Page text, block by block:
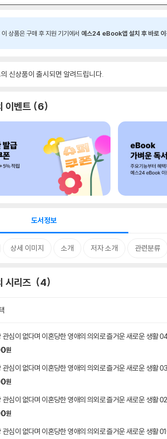
이 상품은 구매 후 지원 기기에서 예스24 eBook앱 설치 후 바로 이
신상품이 출시되면 알려드립니다.
이벤트 6
도서정보
상세 이미지 소개 저자 소개 관련분류
시리즈 4
관심이 없다며 이혼당한 영애의 의외로 즐거운 새로운 생활
원
관심이 없다며 이혼당한 영애의 의외로 즐거운 새로운 생활
원
관심이 없다며 이혼당한 영애의 의외로 즐거운 새로운 생활
원
관심이 없다며 이혼당한 영애의 의외로 즐거운 새로운 생활